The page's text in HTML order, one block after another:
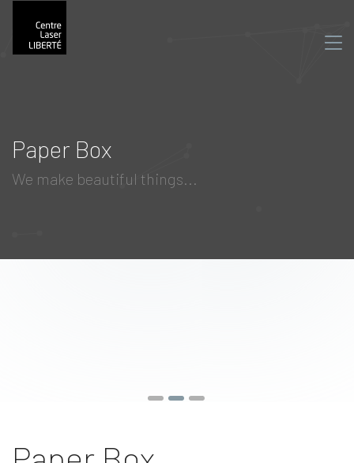
Paper Box
We make beautiful things...